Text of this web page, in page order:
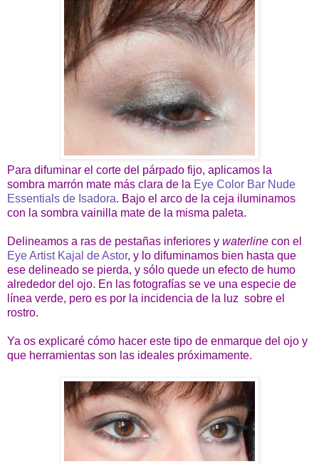
Para difuminar el corte del párpado fijo, aplicamos la
sombra marrón mate más clara de la Eye Color Bar Nude
Essentials de Isadora. Bajo el arco de la ceja iluminamos
con la sombra vainilla mate de la misma paleta.
Delineamos a ras de pestañas inferiores y waterline con el
Eye Artist Kajal de Astor, y lo difuminamos bien hasta que
ese delineado se pierda, y sólo quede un efecto de humo
alrededor del ojo. En las fotografías se ve una especie de
línea verde, pero es por la incidencia de la luz sobre el
rostro.
Ya os explicaré cómo hacer este tipo de enmarque del ojo y
que herramientas son las ideales próximamente.